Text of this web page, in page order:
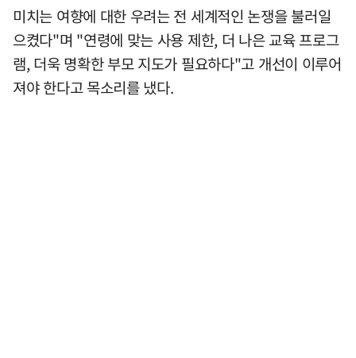
미치는 여향에 대한 우려는 전 세계적인 논쟁을 불러일
으켰다"며 "연령에 맞는 사용 제한, 더 나은 교육 프로그
램, 더욱 명확한 부모 지도가 필요하다"고 개선이 이루어
져야 한다고 목소리를 냈다.